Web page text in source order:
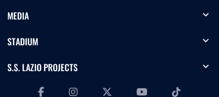
MEDIA expand_more
STADIUM expand_more
S.S. LAZIO PROJECTS expand_more